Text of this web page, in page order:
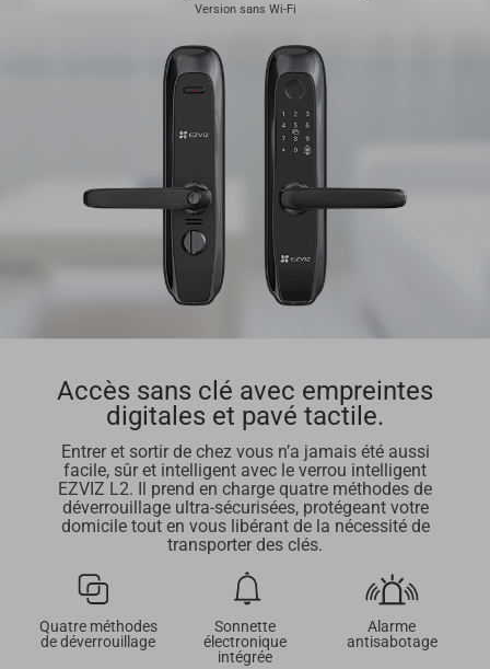
Version sans Wi-Fi
Accès sans clé avec empreintes
digitales et pavé tactile.
Entrer et sortir de chez vous n’a jamais été aussi
facile, sûr et intelligent avec le verrou intelligent
EZVIZ L2. Il prend en charge quatre méthodes de
déverrouillage ultra-sécurisées, protégeant votre
domicile tout en vous libérant de la nécessité de
transporter des clés.
Quatre méthodes
de déverrouillage
Sonnette
électronique
intégrée
Alarme
antisabotage